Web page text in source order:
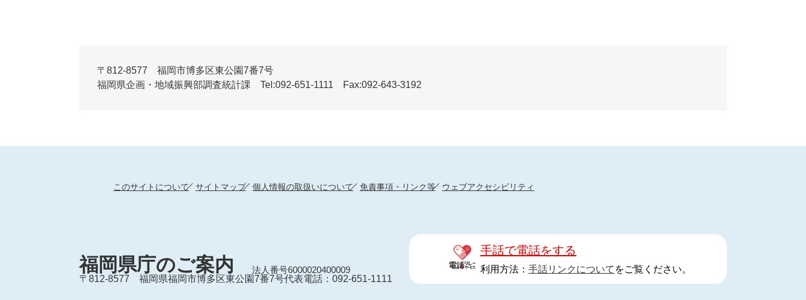
〒812-8577 福岡市博多区東公園7番7号
福岡県企画・地域振興部調査統計課 Tel:092-651-1111 Fax:092-643-3192
このサイトについて サイトマップ 個人情報の取扱いについて 免責事項・リンク等 ウェブアクセシビリティ
福岡県庁のご案内
法人番号6000020400009
〒812-8577
福岡県福岡市博多区東公園7番7号代表電話：092-651-1111
手話で電話をする
利用方法： 手話リンクについて をご覧ください。